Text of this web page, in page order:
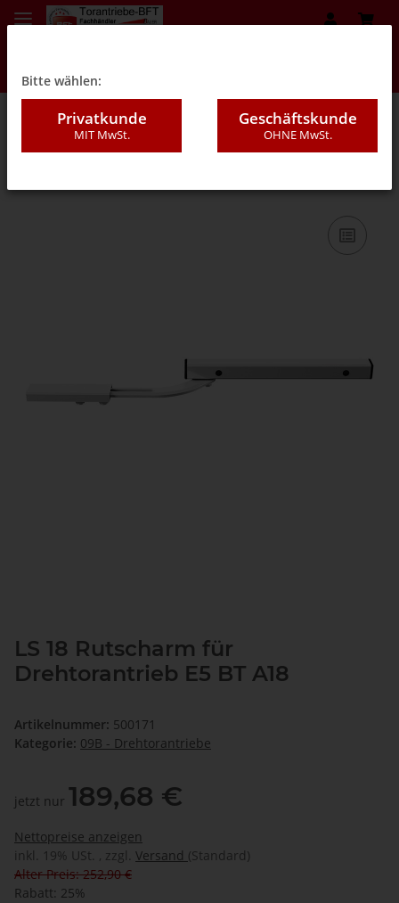
09B - Drehtorantriebe
LS 18 Rutscharm für
Drehtorantrieb E5 BT A18
Artikelnummer: 500171
Kategorie: 09B - Drehtorantriebe
jetzt nur 189,68 €
Nettopreise anzeigen
inkl. 19% USt. , zzgl. Versand (Standard)
Alter Preis: 252,90 €
Rabatt: 25%
Bitte wählen:
Privatkunde
MIT MwSt.
Geschäftskunde
OHNE MwSt.